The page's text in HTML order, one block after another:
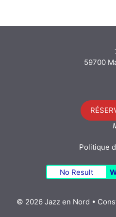
59700
Politique
No Result
© 2026 Jazz en Nord •